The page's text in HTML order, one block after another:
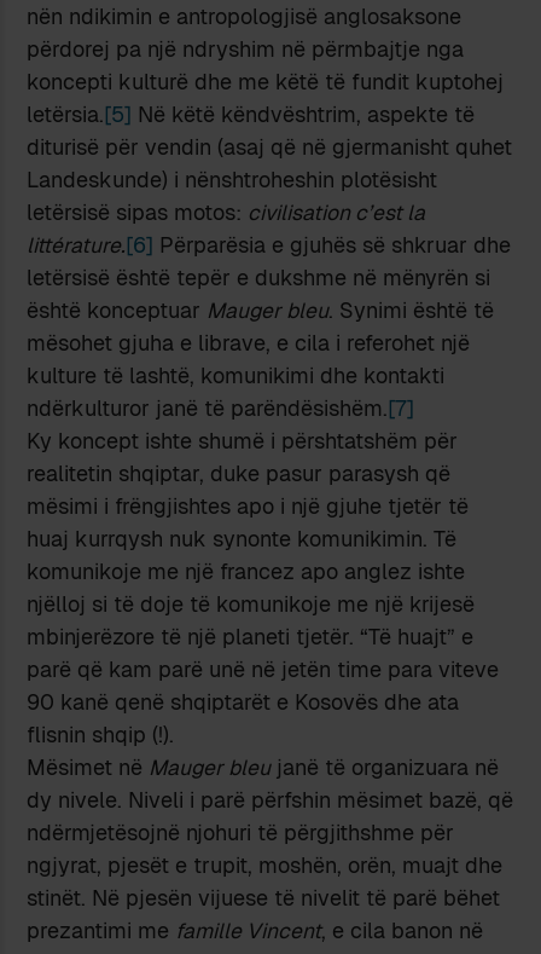
nën ndikimin e antropologjisë anglosaksone
përdorej pa një ndryshim në përmbajtje nga
koncepti kulturë dhe me këtë të fundit kuptohej
letërsia.[5] Në këtë këndvështrim, aspekte të
diturisë për vendin (asaj që në gjermanisht quhet
Landeskunde) i nënshtroheshin plotësisht
letërsisë sipas motos: civilisation c’est la
littérature.[6] Përparësia e gjuhës së shkruar dhe
letërsisë është tepër e dukshme në mënyrën si
është konceptuar Mauger bleu. Synimi është të
mësohet gjuha e librave, e cila i referohet një
kulture të lashtë, komunikimi dhe kontakti
ndërkulturor janë të parëndësishëm.[7]
Ky koncept ishte shumë i përshtatshëm për
realitetin shqiptar, duke pasur parasysh që
mësimi i frëngjishtes apo i një gjuhe tjetër të
huaj kurrqysh nuk synonte komunikimin. Të
komunikoje me një francez apo anglez ishte
njëlloj si të doje të komunikoje me një krijesë
mbinjerëzore të një planeti tjetër. “Të huajt” e
parë që kam parë unë në jetën time para viteve
90 kanë qenë shqiptarët e Kosovës dhe ata
flisnin shqip (!).
Mësimet në Mauger bleujanë të organizuara në
dy nivele. Niveli i parë përfshin mësimet bazë, që
ndërmjetësojnë njohuri të përgjithshme për
ngjyrat, pjesët e trupit, moshën, orën, muajt dhe
stinët. Në pjesën vijuese të nivelit të parë bëhet
prezantimi me famille Vincent, e cila banon në